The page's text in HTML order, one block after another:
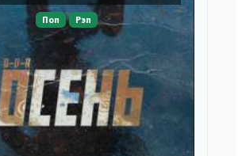
Поп Рэп